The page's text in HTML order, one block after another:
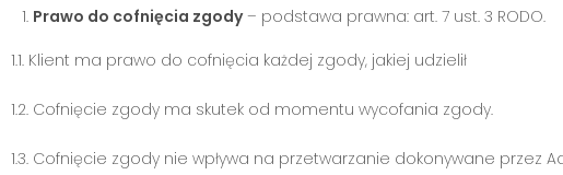
Prawo do cofnięcia zgody– podstawa prawna: art. 7 ust. 3 RODO.
1.1. Klient ma prawo do cofnięcia każdej zgody, jakiej udzielił
1.2. Cofnięcie zgody ma skutek od momentu wycofania zgody.
1.3. Cofnięcie zgody nie wpływa na przetwarzanie dokonywane